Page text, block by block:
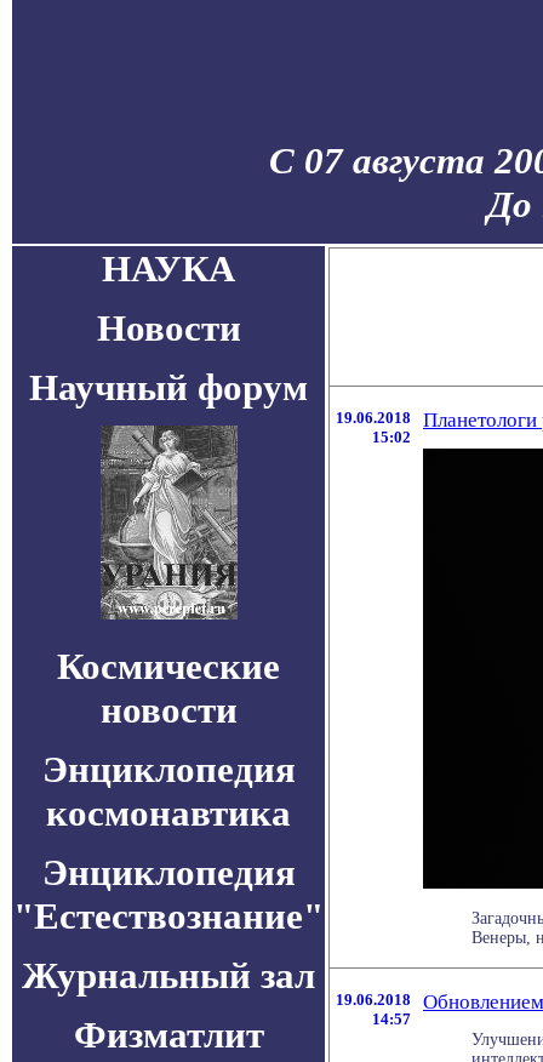
С 07 августа
До
НАУКА
Новости
Научный форум
Космические
новости
Энциклопедия
космонавтика
Энциклопедия
"Естествознание"
Журнальный зал
Физматлит
19.06.2018
15:02
Венеры,
19.06.2018
14:57